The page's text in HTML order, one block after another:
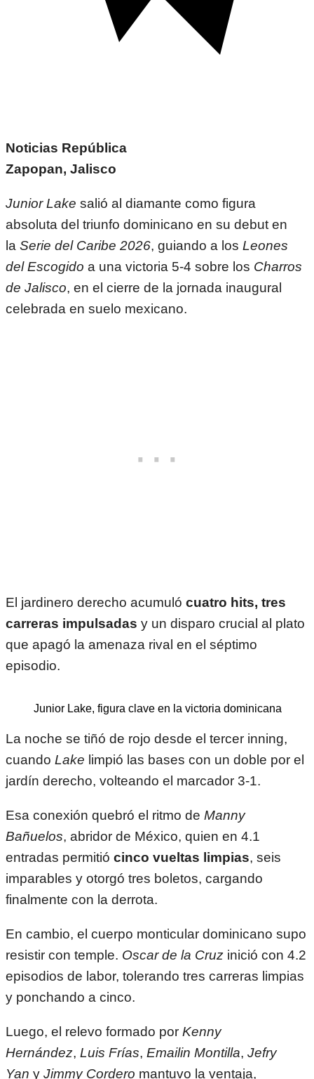
Noticias República
Zapopan, Jalisco
Junior Lake salió al diamante como figura
absoluta del triunfo dominicano en su debut en
la Serie del Caribe 2026, guiando a los Leones
del Escogido a una victoria 5-4 sobre los Charros
de Jalisco, en el cierre de la jornada inaugural
celebrada en suelo mexicano.
El jardinero derecho acumuló cuatro hits, tres
carreras impulsadas y un disparo crucial al plato
que apagó la amenaza rival en el séptimo
episodio.
Junior Lake, figura clave en la victoria dominicana
La noche se tiñó de rojo desde el tercer inning,
cuando Lake limpió las bases con un doble por el
jardín derecho, volteando el marcador 3-1.
Esa conexión quebró el ritmo de Manny
Bañuelos, abridor de México, quien en 4.1
entradas permitió cinco vueltas limpias, seis
imparables y otorgó tres boletos, cargando
finalmente con la derrota.
En cambio, el cuerpo monticular dominicano supo
resistir con temple. Oscar de la Cruz inició con 4.2
episodios de labor, tolerando tres carreras limpias
y ponchando a cinco.
Luego, el relevo formado por Kenny
Hernández, Luis Frías, Emailin Montilla, Jefry
Yan y Jimmy Cordero mantuvo la ventaja,